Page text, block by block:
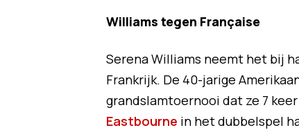
Williams tegen Française
Serena Williams neemt het bij
Frankrijk. De 40-jarige
grandslamtoernooi dat ze 7
Eastbourne in het dubbelspel